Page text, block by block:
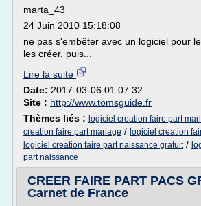
marta_43
24 Juin 2010 15:18:08
ne pas s'embêter avec un logiciel pour
les créer, puis...
Lire la suite
Date: 2017-03-06 01:07:32
Site : http://www.tomsguide.fr
Thèmes liés : logiciel creation faire part
creation faire part mariage / logiciel creation
logiciel creation faire part naissance gratuit/
part naissance
CREER FAIRE PART PACS
Carnet de France